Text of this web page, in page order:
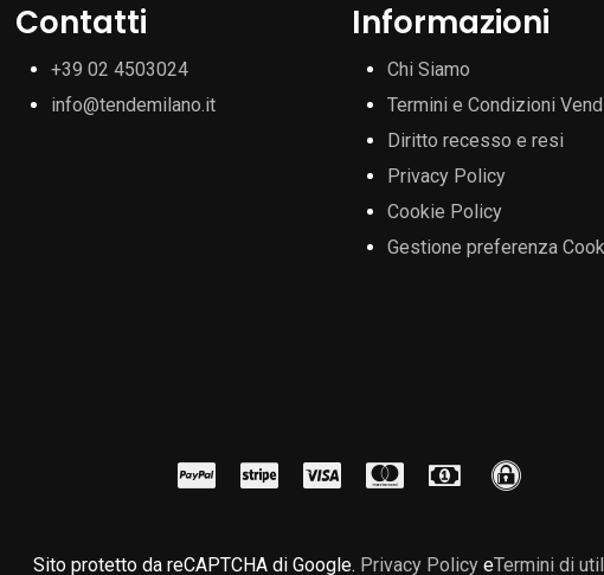
Contatti
+39 02 4503024
info@tendemilano.it
Informazioni
Chi Siamo
Termini e Condizioni
Diritto recesso e resi
Privacy Policy
Cookie Policy
Gestione preferenza
Sito protetto da reCAPTCHA di Google. Privacy Policy eTermini di